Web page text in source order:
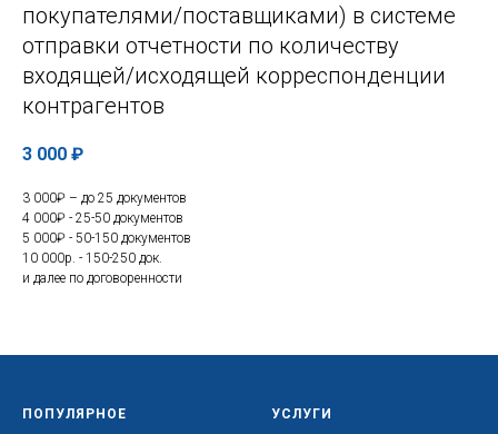
покупателями/поставщиками) в системе
отправки отчетности по количеству
входящей/исходящей корреспонденции
контрагентов
3 000 ₽
3 000₽ – до 25 документов
4 000₽ - 25-50 документов
5 000₽ - 50-150 документов
10 000р. - 150-250 док.
и далее по договоренности
ПОПУЛЯРНОЕ УСЛУГИ